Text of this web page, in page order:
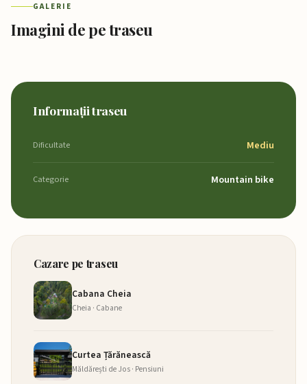
GALERIE
Imagini de pe traseu
Informații traseu
Dificultate Mediu
Categorie Mountain bike
Cazare pe traseu
Cabana Cheia
Cheia · Cabane
Curtea Țărănească
Măldărești de Jos · Pensiuni